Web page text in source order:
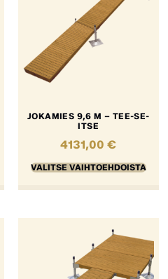
JOKAMIES 9,6 M – TEE-SE-
ITSE
4131,00€
VALITSE VAIHTOEHDOISTA